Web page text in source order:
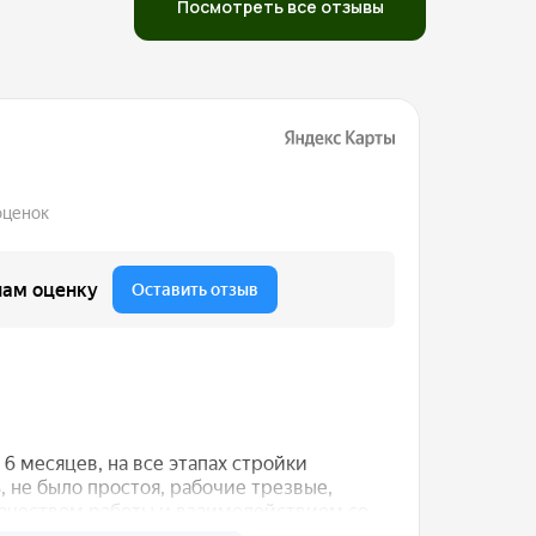
Посмотреть все отзывы